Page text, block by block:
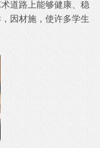
道路上能够健康、稳
因材施，使许多学生